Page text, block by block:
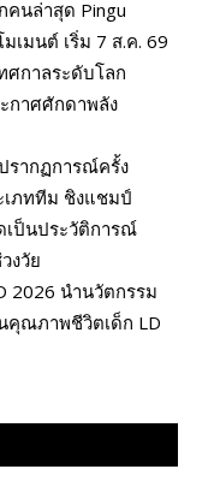
คนล่าสุด Pingu
เมนต์ เริ่ม 7 ส.ค. 69
ทศกาลระดับโลก
กาศศักดาพลัง
รากฏการณ์ครั้ง
เภททีม ชิงแชมป์
เป็นประวัติการณ์
งวัย
2026 นำนวัตกรรม
นคุณภาพชีวิตเด็ก LD